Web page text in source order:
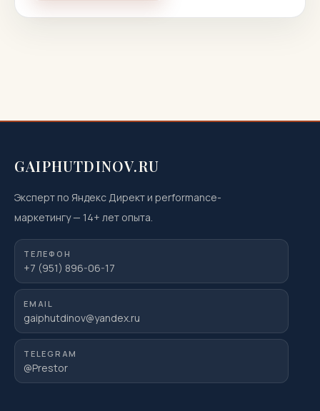
GAIPHUTDINOV.RU
Эксперт по Яндекс Директ и performance-
маркетингу— 14+ лет опыта.
ТЕЛЕФОН
+7 (951) 896-06-17
EMAIL
gaiphutdinov@yandex.ru
TELEGRAM
@Prestor